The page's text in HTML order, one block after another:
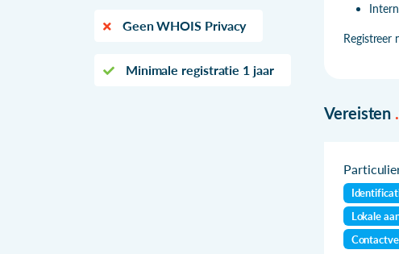
Geen WHOIS Privacy
Minimale registratie 1 jaar
Registreer
Vereisten .
Lokale